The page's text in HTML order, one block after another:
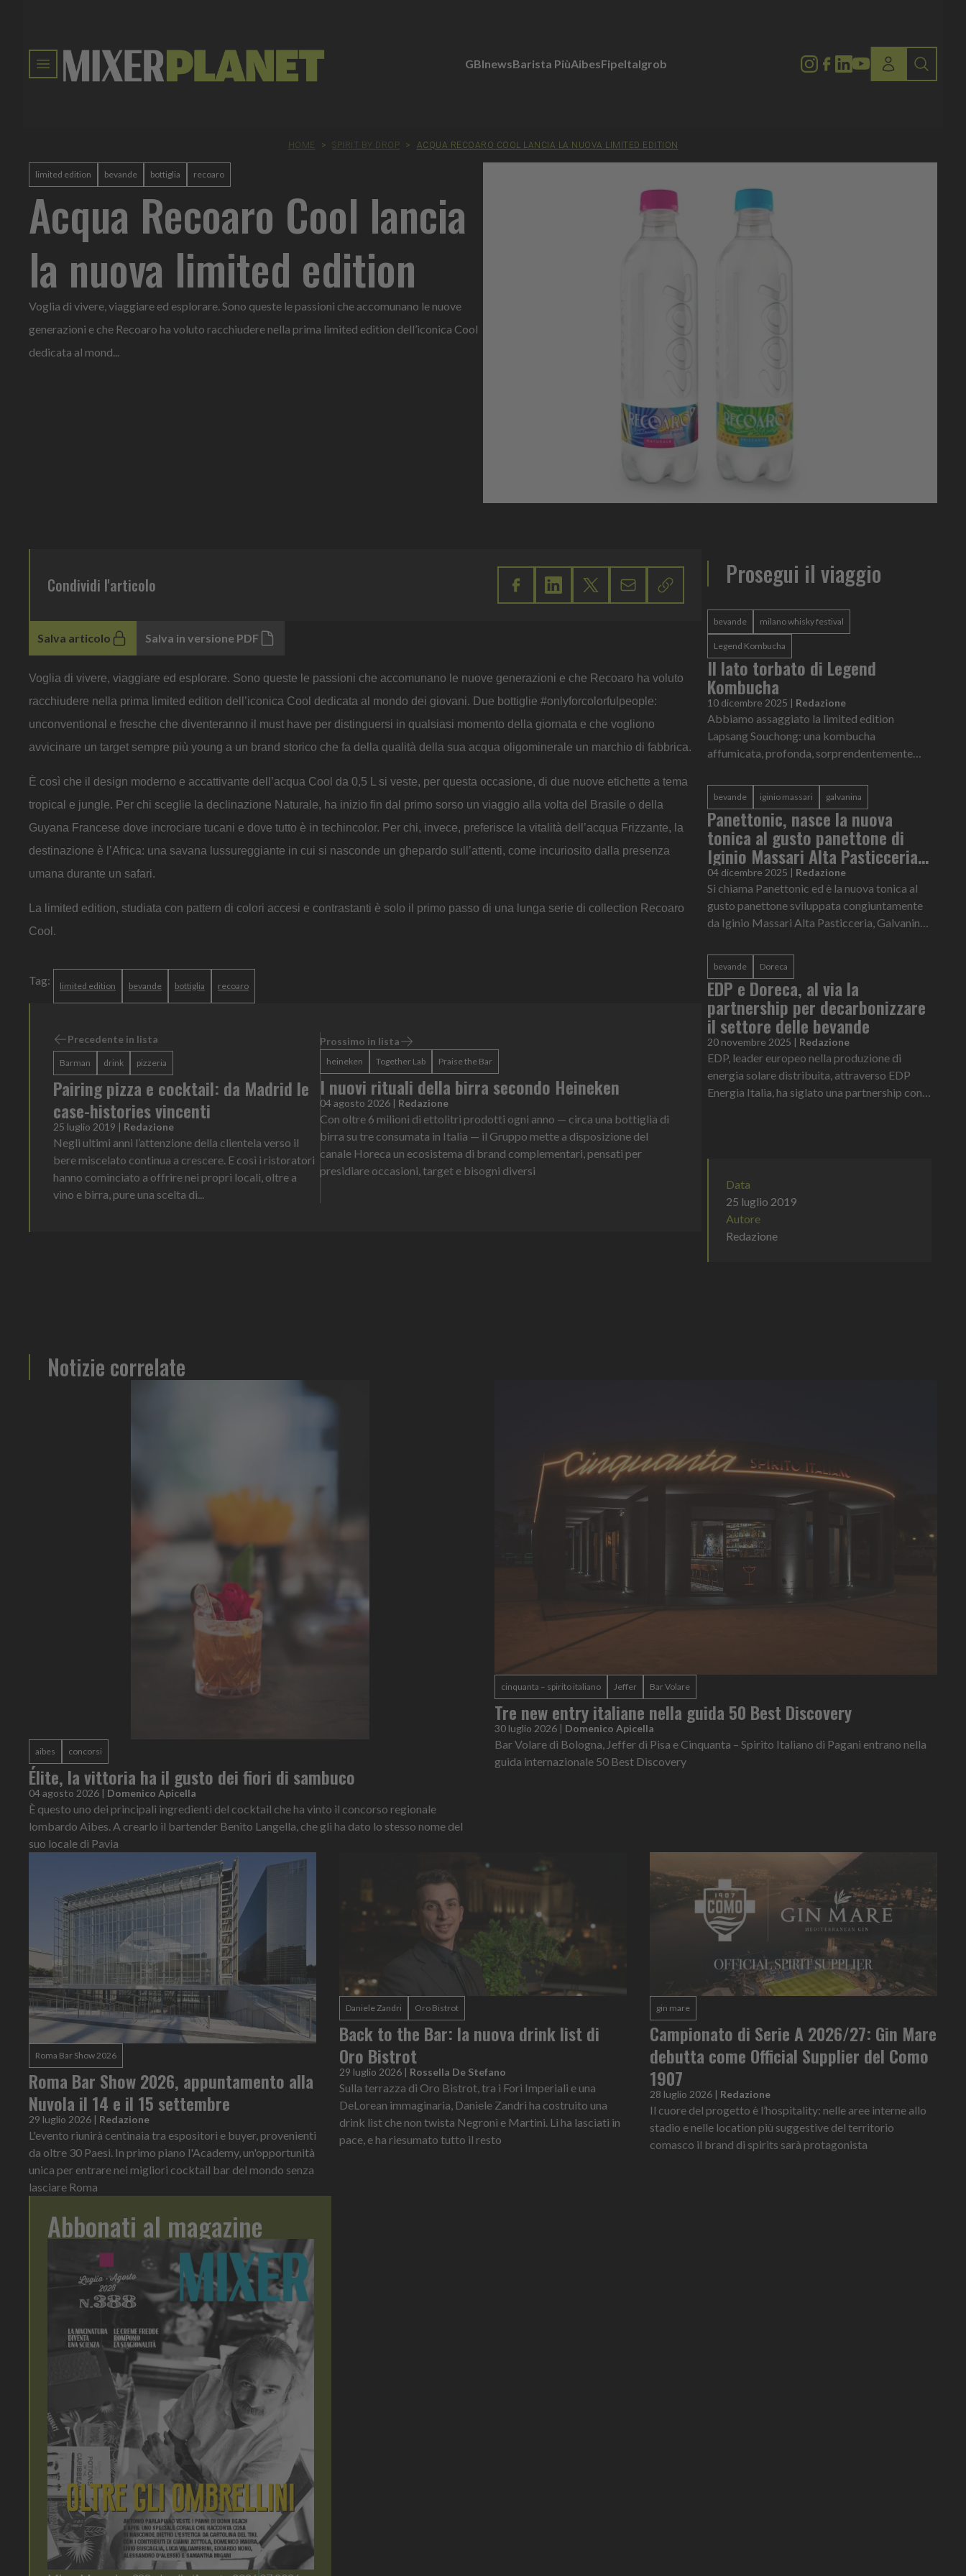
GBInewsBarista PiùAibesFipeItalgrob
HOME > SPIRIT BY DROP > ACQUA RECOARO COOL LANCIA LA NUOVA LIMITED EDITION
limited edition bevande bottiglia recoaro
Acqua Recoaro Cool lancia
la nuova limited edition
Voglia di vivere, viaggiare ed esplorare. Sono queste le passioni che accomunano le nuove
generazioni e che Recoaro ha voluto racchiudere nella prima limited edition dell’iconica Cool
dedicata al mond...
Condividi l'articolo
Salva articolo Salva in versione PDF
Voglia di vivere, viaggiare ed esplorare. Sono queste le passioni che accomunano le nuove generazioni e che Recoaro ha voluto
racchiudere nella prima limited edition dell’iconica Cool dedicata al mondo dei giovani. Due bottiglie #onlyforcolorfulpeople:
unconventional e fresche che diventeranno il must have per distinguersi in qualsiasi momento della giornata e che vogliono
avvicinare un target sempre più young a un brand storico che fa della qualità della sua acqua oligominerale un marchio di fabbrica.
È così che il design moderno e accattivante dell’acqua Cool da 0,5 L si veste, per questa occasione, di due nuove etichette a tema
tropical e jungle. Per chi sceglie la declinazione Naturale, ha inizio fin dal primo sorso un viaggio alla volta del Brasile o della
Guyana Francese dove incrociare tucani e dove tutto è in techincolor. Per chi, invece, preferisce la vitalità dell’acqua Frizzante, la
destinazione è l’Africa: una savana lussureggiante in cui si nasconde un ghepardo sull’attenti, come incuriosito dalla presenza
umana durante un safari.
La limited edition, studiata con pattern di colori accesi e contrastanti è solo il primo passo di una lunga serie di collection Recoaro
Cool.
Tag: limited edition bevande bottiglia recoaro
Precedente in lista
Barman drink pizzeria
Pairing pizza e cocktail: da Madrid le
case-histories vincenti
25 luglio 2019 | Redazione
Negli ultimi anni l’attenzione della clientela verso il
bere miscelato continua a crescere. E così i ristoratori
hanno cominciato a offrire nei propri locali, oltre a
vino e birra, pure una scelta di...
Prossimo in lista
heineken Together Lab Praise the Bar
I nuovi rituali della birra secondo Heineken
04 agosto 2026 | Redazione
Con oltre 6 milioni di ettolitri prodotti ogni anno — circa una bottiglia di
birra su tre consumata in Italia — il Gruppo mette a disposizione del
canale Horeca un ecosistema di brand complementari, pensati per
presidiare occasioni, target e bisogni diversi
Prosegui il viaggio
bevande milano whisky festival
Legend Kombucha
Il lato torbato di Legend
Kombucha
10 dicembre 2025 | Redazione
Abbiamo assaggiato la limited edition
Lapsang Souchong: una kombucha
affumicata, profonda, sorprendentemente
edition di Legend Kombucha, Lapsang Souch...
bevande iginio massari galvanina
Panettonic, nasce la nuova
tonica al gusto panettone di
Iginio Massari Alta Pasticceria,
Galvanina e Baldo Baldinini
04 dicembre 2025 | Redazione
Si chiama Panettonic ed è la nuova tonica al
gusto panettone sviluppata congiuntamente
da Iginio Massari Alta Pasticceria, Galvanina
partire da un'intui...
bevande Doreca
EDP e Doreca, al via la
partnership per decarbonizzare
il settore delle bevande
20 novembre 2025 | Redazione
EDP, leader europeo nella produzione di
energia solare distribuita, attraverso EDP
Energia Italia, ha siglato una partnership con
Data
25 luglio 2019
Autore
Redazione
Notizie correlate
aibes concorsi
Élite, la vittoria ha il gusto dei fiori di sambuco
04 agosto 2026 | Domenico Apicella
È questo uno dei principali ingredienti del cocktail che ha vinto il concorso regionale
lombardo Aibes. A crearlo il bartender Benito Langella, che gli ha dato lo stesso nome del
suo locale di Pavia
cinquanta – spirito italiano Jeffer Bar Volare
Tre new entry italiane nella guida 50 Best Discovery
30 luglio 2026 | Domenico Apicella
Bar Volare di Bologna, Jeffer di Pisa e Cinquanta – Spirito Italiano di Pagani entrano nella
guida internazionale 50 Best Discovery
Roma Bar Show 2026
Roma Bar Show 2026, appuntamento alla
Nuvola il 14 e il 15 settembre
29 luglio 2026 | Redazione
L'evento riunirà centinaia tra espositori e buyer, provenienti
da oltre 30 Paesi. In primo piano l'Academy, un'opportunità
unica per entrare nei migliori cocktail bar del mondo senza
lasciare Roma
Daniele Zandri Oro Bistrot
Back to the Bar: la nuova drink list di
Oro Bistrot
29 luglio 2026 | Rossella De Stefano
Sulla terrazza di Oro Bistrot, tra i Fori Imperiali e una
DeLorean immaginaria, Daniele Zandri ha costruito una
drink list che non twista Negroni e Martini. Li ha lasciati in
pace, e ha riesumato tutto il resto
gin mare
Campionato di Serie A 2026/27: Gin Mare
debutta come Official Supplier del Como
1907
28 luglio 2026 | Redazione
Il cuore del progetto è l’hospitality: nelle aree interne allo
stadio e nelle location più suggestive del territorio
comasco il brand di spirits sarà protagonista
Abbonati al magazine